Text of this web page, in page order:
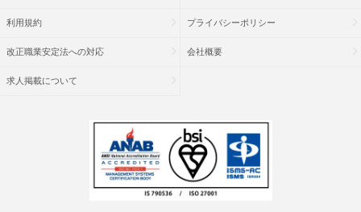
利用規約 プライバシーポリシー
改正職業安定法への対応 会社概要
求人掲載について